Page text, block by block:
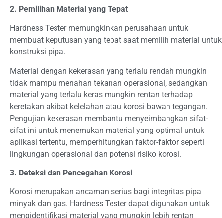
2. Pemilihan Material yang Tepat
Hardness Tester memungkinkan perusahaan untuk
membuat keputusan yang tepat saat memilih material untuk
konstruksi pipa.
Material dengan kekerasan yang terlalu rendah mungkin
tidak mampu menahan tekanan operasional, sedangkan
material yang terlalu keras mungkin rentan terhadap
keretakan akibat kelelahan atau korosi bawah tegangan.
Pengujian kekerasan membantu menyeimbangkan sifat-
sifat ini untuk menemukan material yang optimal untuk
aplikasi tertentu, memperhitungkan faktor-faktor seperti
lingkungan operasional dan potensi risiko korosi.
3. Deteksi dan Pencegahan Korosi
Korosi merupakan ancaman serius bagi integritas pipa
minyak dan gas. Hardness Tester dapat digunakan untuk
mengidentifikasi material yang mungkin lebih rentan